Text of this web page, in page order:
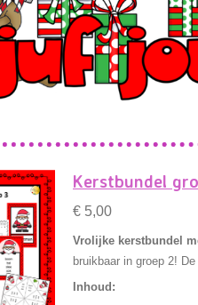
Kerstbundel
€ 5,00
Vrolijke kerstbundel
bruikbaar in groep 2!
Inhoud: